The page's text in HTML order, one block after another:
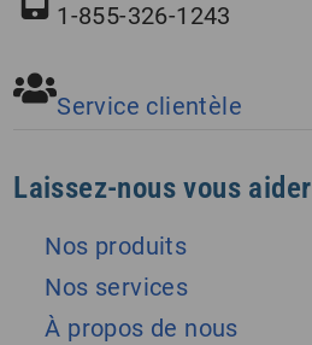
1-855-326-1243
Service clientèle
Laissez-nous vous aider
Nos produits
Nos services
À propos de nous